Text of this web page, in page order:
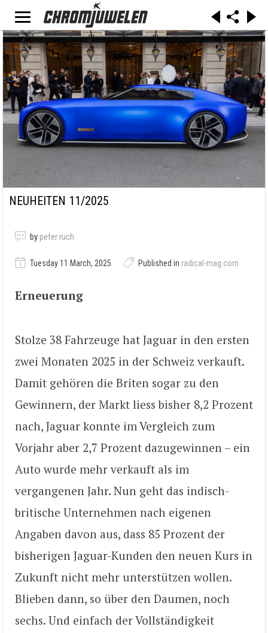
NEUHEITEN 11/2025
by peter ruch
Tuesday 11 March, 2025 Published in radical-mag.com
Erneuerung
Stolze 38 Fahrzeuge hat Jaguar in den ersten
zwei Monaten 2025 in der Schweiz verkauft.
Damit gehören die Briten sogar zu den
Gewinnern, der Markt liess bisher 8,2 Prozent
nach, Jaguar konnte im Vergleich zum
Vorjahr aber 2,7 Prozent dazugewinnen – ein
Auto wurde mehr verkauft als im
vergangenen Jahr. Nun geht das indisch-
britische Unternehmen nach eigenen
Angaben davon aus, dass 85 Prozent der
bisherigen Jaguar-Kunden den neuen Kurs in
Zukunft nicht mehr unterstützen wollen.
Blieben dann, so über den Daumen, noch
sechs. Und einfach der Vollständigkeit